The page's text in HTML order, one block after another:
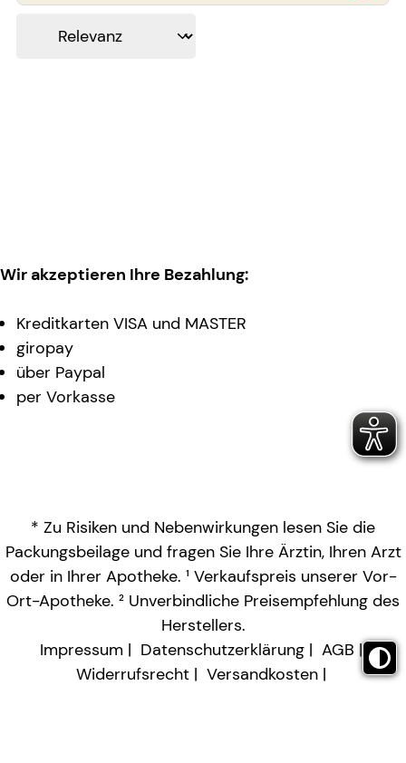
Wir akzeptieren Ihre Bezahlung:
Kreditkarten VISA und MASTER
giropay
über Paypal
per Vorkasse
* Zu Risiken und Nebenwirkungen lesen Sie die
Packungsbeilage und fragen Sie Ihre Ärztin, Ihren Arzt
oder in Ihrer Apotheke. ¹ Verkaufspreis unserer Vor-
Ort-Apotheke. ² Unverbindliche Preisempfehlung des
Herstellers.
Impressum
Datenschutzerklärung
AGB
Widerrufsrecht
Versandkosten